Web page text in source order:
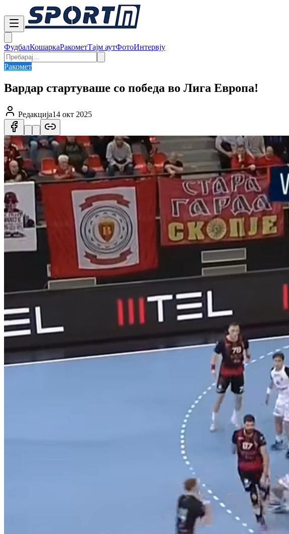
ФудбалКошаркаРакометТајм аутФотоИнтервју
Ракомет
Вардар стартуваше со победа во Лига Европа!
Редакција14 окт 2025